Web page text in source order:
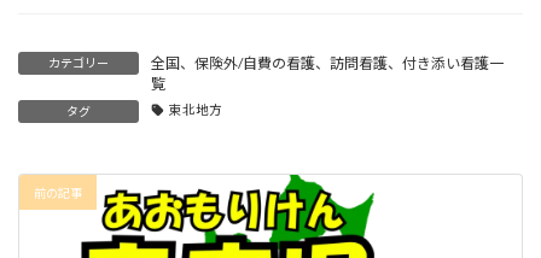
カテゴリー
全国、保険外/自費の看護、訪問看護、付き添い看護一
覧
タグ 東北地方
前の記事